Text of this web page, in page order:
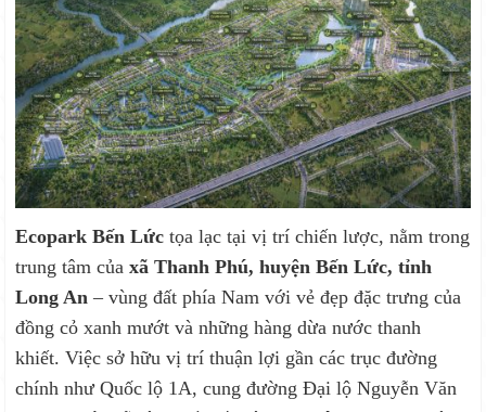
Ecopark Bến Lức tọa lạc tại vị trí chiến lược, nằm trong
trung tâm củaxã Thanh Phú, huyện Bến Lức, tỉnh
Long An – vùng đất phía Nam với vẻ đẹp đặc trưng của
đồng cỏ xanh mướt và những hàng dừa nước thanh
khiết. Việc sở hữu vị trí thuận lợi gần các trục đường
chính như Quốc lộ 1A, cung đường Đại lộ Nguyễn Văn